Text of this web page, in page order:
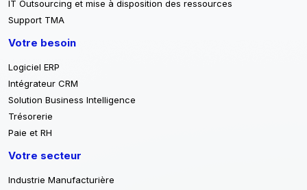
IT Outsourcing et mise à disposition des ressources
Support TMA
Votre besoin
Logiciel ERP
Intégrateur CRM
Solution Business Intelligence
Trésorerie
Paie et RH
Votre secteur
Industrie Manufacturière